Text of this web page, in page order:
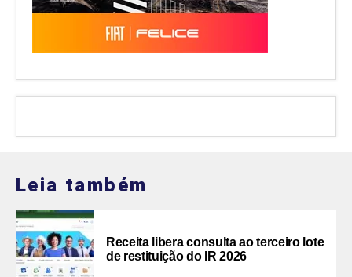
Leia também
Receita libera consulta ao terceiro lote
de restituição do IR 2026